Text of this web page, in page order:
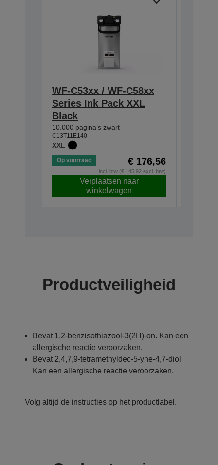
WF-C53xx / WF-C58xx
Series Ink Pack XXL
Black
10.000 pagina’s zwart
C13T11E140
XXL
Op voorraad € 176,56
incl. btw (€ 145,92 excl. btw)
Verplaatsen naar
winkelwagen
Productveiligheid
Bevat 1,2-benzisothiazool-3(2H)-on. Kan een
allergische reactie veroorzaken.
Bevat 2,4,7,9-tetramethyldec-5-yne-4,7-diol.
Kan een allergische reactie veroorzaken.
Volg altijd de instructies op het productlabel.